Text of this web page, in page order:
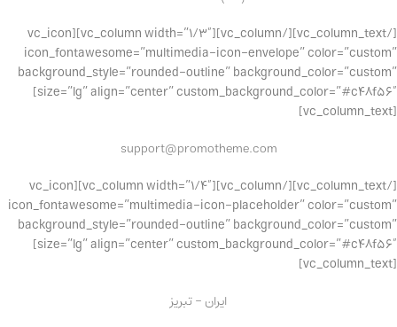
[/vc_column_text][/vc_column][vc_column width=”1/3″][vc_icon
icon_fontawesome=”multimedia-icon-envelope” color=”custom”
background_style=”rounded-outline” background_color=”custom”
size=”lg” align=”center” custom_background_color=”#c48f56″]
[vc_column_text]
support@promotheme.com
[/vc_column_text][/vc_column][vc_column width=”1/4″][vc_icon
icon_fontawesome=”multimedia-icon-placeholder” color=”custom”
background_style=”rounded-outline” background_color=”custom”
size=”lg” align=”center” custom_background_color=”#c48f56″]
[vc_column_text]
ایران – تبریز